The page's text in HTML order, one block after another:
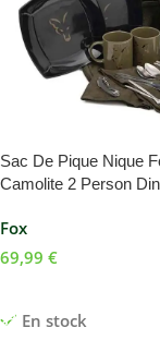
Sac De Pique Nique
Camolite 2 Person
Fox
En stock
69,99 €